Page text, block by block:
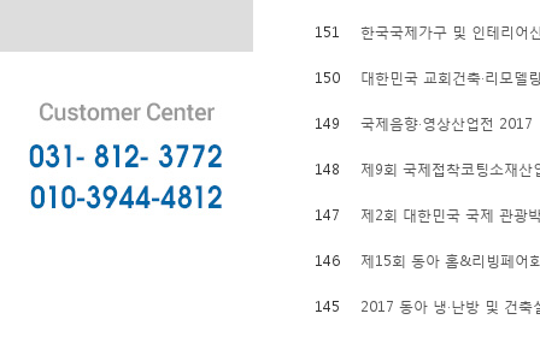
151 한국국제가구 및 인테리어
150 대한민국 교회건축·리모델
149 국제음향·영상산업전 2017
148 제9회 국제접착코팅소재
147 제2회 대한민국 국제 관광
146 제15회 동아 홈&리빙페어
145 2017 동아 냉·난방 및 건축